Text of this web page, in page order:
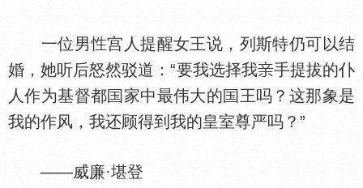
一位男
宫人提醒女王说，列斯特仍可以结
婚，她听后怒然驳道：“要我选择我
手提拔的仆
人作为基督都
家中最伟大的
王吗？这那象是
我的作风，我还顾得到我的皇室尊严吗？”
——威廉·堪登